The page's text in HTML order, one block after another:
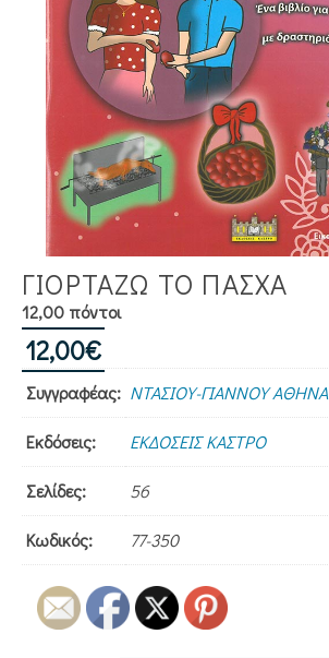
ΓΙΟΡΤΑΖΩ ΤΟ ΠΑΣΧΑ
12,00 πόντοι
12,00€
Συγγραφέας: ΝΤΑΣΙΟΥ-ΓΙΑΝΝΟΥ ΑΘΗΝΑ
Εκδόσεις: ΕΚΔΟΣΕΙΣ ΚΑΣΤΡΟ
Σελίδες: 56
Κωδικός: 77-350